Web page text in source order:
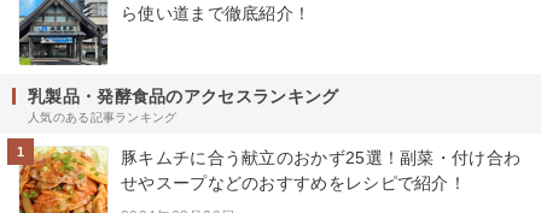
ら使い道まで徹底紹介！
乳製品・発酵食品のアクセスランキング
人気のある記事ランキング
1
豚キムチに合う献立のおかず25選！副菜・付け合わ
せやスープなどのおすすめをレシピで紹介！